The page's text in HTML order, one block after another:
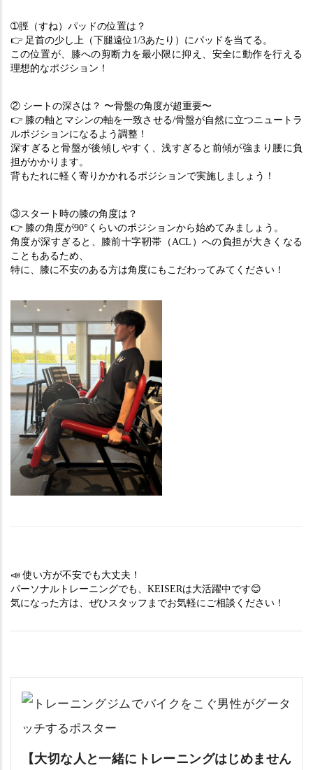
➀脛（すね）パッドの位置は？
👉 足首の少し上（下腿遠位1/3あたり）にパッドを当てる。
この位置が、膝への剪断力を最小限に抑え、安全に動作を行える
理想的なポジション！
② シートの深さは？ 〜骨盤の角度が超重要〜
👉 膝の軸とマシンの軸を一致させる/骨盤が自然に立つニュートラ
ルポジションになるよう調整！
深すぎると骨盤が後傾しやすく、浅すぎると前傾が強まり腰に負
担がかかります。
背もたれに軽く寄りかかれるポジションで実施しましょう！
③スタート時の膝の角度は？
👉 膝の角度が90°くらいのポジションから始めてみましょう。
角度が深すぎると、膝前十字靭帯（ACL）への負担が大きくなる
こともあるため、
特に、膝に不安のある方は角度にもこだわってみてください！
📣 使い方が不安でも大丈夫！
パーソナルトレーニングでも、KEISERは大活躍中です😊
気になった方は、ぜひスタッフまでお気軽にご相談ください！
【大切な人と一緒にトレーニングはじめません